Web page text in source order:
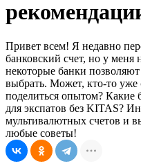
Привет всем! Я недавно
банковский счет, но у
некоторые банки
выбрать. Может, кто-то уже
поделиться опытом? Какие
для экспатов без KITAS?
мультивалютных счетов и
любые советы!